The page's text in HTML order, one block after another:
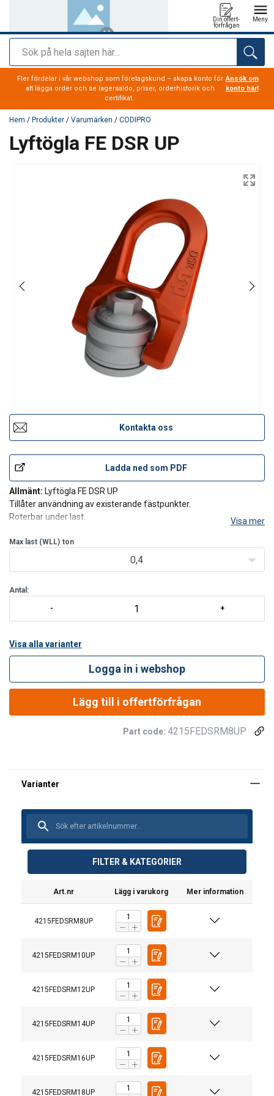
Sök
Din offert-
förfrågan
Meny
tillagd i varukorg
Fler fördelar i vår webshop som företagskund – skapa konto för
att lägga order och se lagersaldo, priser, orderhistorik och
certifikat.
Ansök om
konto här!
Hem / Produkter / Varumärken / CODIPRO
Lyftögla FE DSR UP
Kontakta oss
Ladda ned som PDF
Allmänt: Lyftögla FE DSR UP
Tillåter användning av existerande fästpunkter.
Roterbar under last.
Visa mer
Max last (WLL) ton
0,4
Antal:
Visa alla varianter
Logga in i webshop
Lägg till i offertförfrågan
Part code: 4215FEDSRM8UP
FILTER & KATEGORIER
Art.nr Lägg i varukorg Mer information
4215FEDSRM8UP
4215FEDSRM10UP
4215FEDSRM12UP
4215FEDSRM14UP
4215FEDSRM16UP
4215FEDSRM18UP